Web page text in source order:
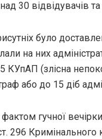
30 відвідувачів
було
на них
КУпАП (злісна
або до 15 діб
фактом гучної
296 Кримінального